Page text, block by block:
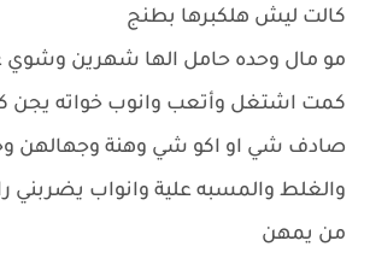
كالت ليش هلكبرها بطنج
مو مال وحده حامل الها شهرين وشوي
كمت اشتغل وأتعب وانوب خواته يجن
صادف شي او اكو شي وهنة وجهالهن
والغلط والمسبه علية وانواب
من يمهن